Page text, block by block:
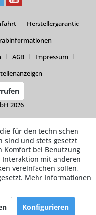
Herstellergarantie
AGB
Impressum
2026
für den technischen
sind und stets gesetzt
Komfort bei Benutzung
Interaktion mit anderen
vereinfachen sollen,
Mehr Informationen
Konfigurieren